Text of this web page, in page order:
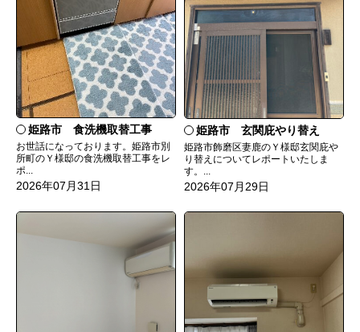
姫路市 食洗機取替工事
お世話になっております。姫路市別
所町のＹ様邸の食洗機取替工事をレ
ポ...
2026年07月31日
姫路市 玄関庇やり替え
姫路市飾磨区妻鹿のＹ様邸玄関庇や
り替えについてレポートいたしま
す。...
2026年07月29日